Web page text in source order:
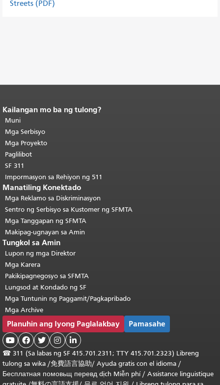
Streets (PDF)
Katapusan ng nilalaman ng
pahina.
pahinang ito ay nauulit sa bawat
pahina.Bumalik sa itaas ng
pangunahing nilalaman
Kailangan mo ba ng tulong?
Muni
Mga Serbisyo
Mga Proyekto
Paglilibot
SF 311
Impormasyon sa Rehiyon ng 511
Manatiling Konektado
Mga Reklamo sa Diskriminasyon
Sentro ng Serbisyo sa Kustomer ng SFMTA
Mga Tanggapan ng SFMTA
Makipag-ugnayan sa Amin
Tungkol sa Amin
Lupon ng mga Direktor
Mga Karera
Pakikipagnegosyo sa SFMTA
Lungsod at Kondado ng SF
Mga Tuntunin ng Paggamit/Pagkapribado
Mga Archive
Planuhin ang Iyong Paglalakbay Pamasahe
    
☎ 311 (Sa labas ng SF 415.701.2311; TTY 415.701.2323) Libreng
tulong sa wika /免費語言協助/ Ayuda gratis con el idioma /
Бесплатная помовьщ перевд dịch Miễn phí/ Assistance linguistique